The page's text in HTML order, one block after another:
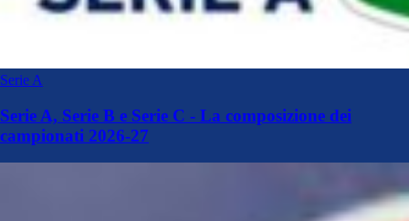
Serie A
Serie A, Serie B e Serie C - La composizione dei
campionati 2026-27